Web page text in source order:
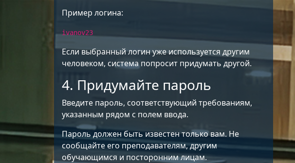
Пример логина:
ivanov23
Если выбранный логин уже используется другим
человеком, система попросит придумать другой.
4. Придумайте пароль
Введите пароль, соответствующий требованиям,
указанным рядом с полем ввода.
Пароль должен быть известен только вам. Не
сообщайте его преподавателям, другим
обучающимся и посторонним лицам.